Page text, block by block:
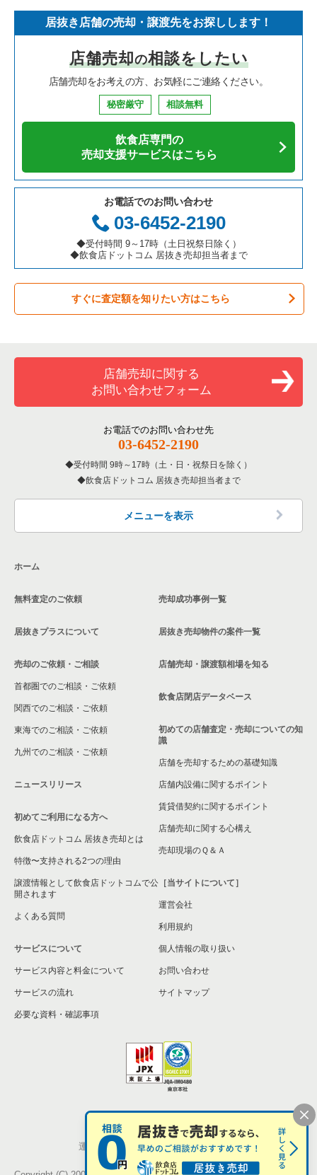
寿司の居抜き売却物件の案件一覧
焼肉の居抜き売却物件の案件一覧
鉄板焼き・お好み焼の居抜き売却物件の案件一覧
カフェの居抜き売却物件の案件一覧
テイクアウトの居抜き売却物件の案件一覧
お弁当・惣菜・デリの居抜き売却物件の案件一覧
カラオケ・パブ・スナックの居抜き売却物件の案件一覧
バーの居抜き売却物件の案件一覧
居酒屋・ダイニングバーの居抜き売却物件の案件一覧
洋食の居抜き売却物件の案件一覧
その他の居抜き売却物件の案件一覧
神奈川県の飲食店の居抜き売却物件の案件一覧
大阪府の飲食店の居抜き売却物件の案件一覧
兵庫県の飲食店の居抜き売却物件の案件一覧
愛知県の飲食店の居抜き売却物件の案件一覧
岐阜県の飲食店の居抜き売却物件の案件一覧
三重県の飲食店の居抜き売却物件の案件一覧
堺市北区の飲食店の居抜き売却物件の案件一覧
堺市中区の飲食店の居抜き売却物件の案件一覧
大阪市西区の飲食店の居抜き売却物件の案件一覧
大阪市福島区の飲食店の居抜き売却物件の案件一覧
豊中市の飲食店の居抜き売却物件の案件一覧
大阪市都島区の飲食店の居抜き売却物件の案件一覧
大阪市阿倍野区の飲食店の居抜き売却物件の案件一覧
東大阪市の飲食店の居抜き売却物件の案件一覧
吹田市の飲食店の居抜き売却物件の案件一覧
大阪市東住吉区の飲食店の居抜き売却物件の案件一覧
門真市の飲食店の居抜き売却物件の案件一覧
大阪市天王寺区の飲食店の居抜き売却物件の案件一覧
高石市の飲食店の居抜き売却物件の案件一覧
大阪市鶴見区の飲食店の居抜き売却物件の案件一覧
大阪市浪速区の飲食店の居抜き売却物件の案件一覧
八尾市の飲食店の居抜き売却物件の案件一覧
大東市の飲食店の居抜き売却物件の案件一覧
箕面市の飲食店の居抜き売却物件の案件一覧
大阪市淀川区の飲食店の居抜き売却物件の案件一覧
大阪市東成区の飲食店の居抜き売却物件の案件一覧
大阪市城東区の飲食店の居抜き売却物件の案件一覧
大阪市旭区の飲食店の居抜き売却物件の案件一覧
和泉市の飲食店の居抜き売却物件の案件一覧
池田市の飲食店の居抜き売却物件の案件一覧
大阪市大正区の飲食店の居抜き売却物件の案件一覧
大阪市平野区の飲食店の居抜き売却物件の案件一覧
大阪市住吉区の飲食店の居抜き売却物件の案件一覧
柏原市の飲食店の居抜き売却物件の案件一覧
松原市の飲食店の居抜き売却物件の案件一覧
大阪府のイタリア料理の居抜き売却物件の案件一覧
大阪府の中華の居抜き売却物件の案件一覧
大阪府のそば・うどんの居抜き売却物件の案件一覧
大阪府の焼肉の居抜き売却物件の案件一覧
大阪府の鉄板焼き・お好み焼の居抜き売却物件の案件一覧
大阪府のアジア料理の居抜き売却物件の案件一覧
大阪府のカフェの居抜き売却物件の案件一覧
大阪府のテイクアウトの居抜き売却物件の案件一覧
大阪府のお弁当・惣菜・デリの居抜き売却物件の案件一覧
大阪府のバーの居抜き売却物件の案件一覧
大阪府の居酒屋・ダイニングバーの居抜き売却物件の案件一覧
大阪府の和食の居抜き売却物件の案件一覧
大阪府の洋食の居抜き売却物件の案件一覧
大阪府のその他の居抜き売却物件の案件一覧
大阪市中央区のフランス料理の居抜き売却物件の案件一覧
大阪市中央区のイタリア料理の居抜き売却物件の案件一覧
大阪市中央区の中華の居抜き売却物件の案件一覧
大阪市中央区の寿司の居抜き売却物件の案件一覧
大阪市中央区の焼肉の居抜き売却物件の案件一覧
大阪市中央区の鉄板焼き・お好み焼の居抜き売却物件の案件一
大阪市中央区のアジア料理の居抜き売却物件の案件一覧
大阪市中央区のカフェの居抜き売却物件の案件一覧
大阪市中央区のカラオケ・パブ・スナックの居抜き売却物件の
大阪市中央区のバーの居抜き売却物件の案件一覧
大阪市中央区の居酒屋・ダイニングバーの居抜き売却物件の案
大阪市中央区の和食の居抜き売却物件の案件一覧
大阪市中央区の洋食の居抜き売却物件の案件一覧
居抜き店舗の売却・譲渡先をお探しします！
店舗売却の相談をしたい
店舗売却をお考えの方、お気軽にご連絡ください。
秘密厳守 相談無料
飲食店専門の
売却支援サービスはこちら
お電話でのお問い合わせ
03-6452-2190
◆受付時間 9～17時（土日祝祭日除く）
◆飲食店ドットコム 居抜き売却担当者まで
すぐに査定額を知りたい方はこちら
店舗売却に関する
お問い合わせフォーム
お電話でのお問い合わせ先
03-6452-2190
受付時間 9時～17時（土・日・祝祭日を除く）
飲食店ドットコム 居抜き売却担当者まで
メニューを表示
ホーム
無料査定のご依頼
居抜きプラスについて
売却のご依頼・ご相談
首都圏でのご相談・ご依頼
関西でのご相談・ご依頼
東海でのご相談・ご依頼
九州でのご相談・ご依頼
ニュースリリース
初めてご利用になる方へ
飲食店ドットコム 居抜き売却とは
特徴〜支持される2つの理由
譲渡情報として飲食店ドットコムで公
開されます
よくある質問
サービスについて
サービス内容と料金について
サービスの流れ
必要な資料・確認事項
売却成功事例一覧
居抜き売却物件の案件一覧
店舗売却・譲渡額相場を知る
飲食店閉店データベース
初めての店舗査定・売却についての知
識
店舗を売却するための基礎知識
店舗内設備に関するポイント
賃貸借契約に関するポイント
店舗売却に関する心構え
売却現場のＱ＆Ａ
［当サイトについて］
運営会社
利用規約
個人情報の取り扱い
お問い合わせ
サイトマップ
個人情報の取扱い
運営会社 株式会社シンクロ・フード